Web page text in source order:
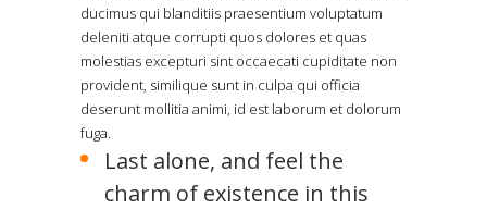
ducimus qui blanditiis praesentium voluptatum
deleniti atque corrupti quos dolores et quas
molestias excepturi sint occaecati cupiditate non
provident, similique sunt in culpa qui officia
deserunt mollitia animi, id est laborum et dolorum
fuga.
Last alone, and feel the
charm of existence in this